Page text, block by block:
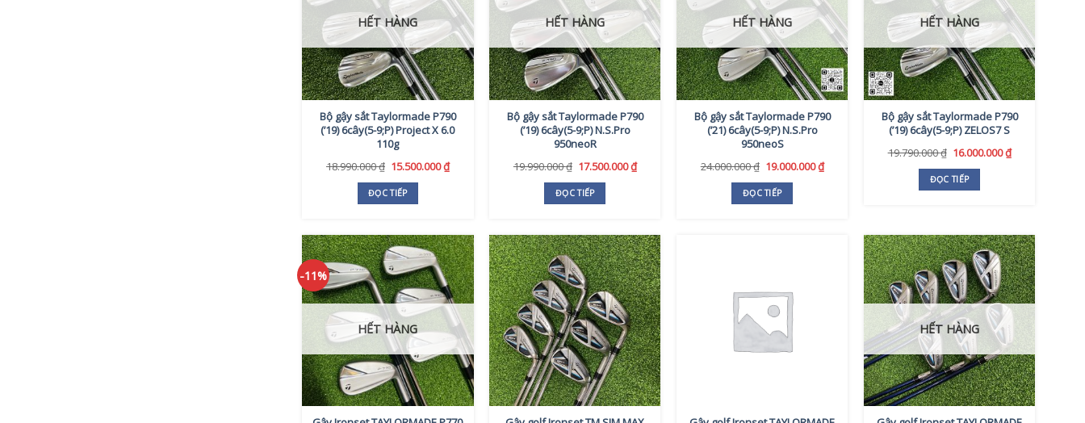
HẾT HÀNG
Bộ gậy sắt Taylormade P790
(’19) 6cây(5-9;P) Project X 6.0
110g
18.990.000₫ Giá
là:
18.990.000 ₫.
15.500.000₫Giá
ĐỌC TIẾP
HẾT HÀNG
Bộ gậy sắt Taylormade P790
(’19) 6cây(5-9;P) N.S.Pro
950neoR
19.990.000₫ Giá
là:
19.990.000 ₫.
17.500.000₫Giá
ĐỌC TIẾP
HẾT HÀNG
Bộ gậy sắt Taylormade P790
(’21) 6cây(5-9;P) N.S.Pro
950neoS
24.000.000₫ Giá
là:
24.000.000 ₫.
19.000.000₫Giá
ĐỌC TIẾP
HẾT HÀNG
Bộ gậy sắt Taylormade P790
(’19) 6cây(5-9;P) ZELOS7 S
19.790.000₫ Giá
là:
19.790.000 ₫.
16.000.000₫Giá
ĐỌC TIẾP
-11%
HẾT HÀNG HẾT HÀNG